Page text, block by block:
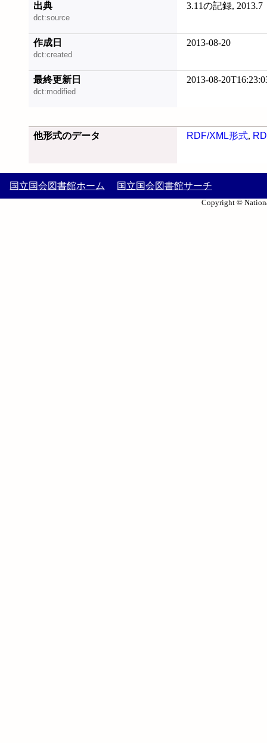
出典
dct:source
3.11の記録, 2013.7
作成日
dct:created
2013-08-20
最終更新日
dct:modified
2013-08-
他形式のデータ RDF/XML形式,
国立国会図書館ホーム 国立国会図書館サーチ
Copyright ©